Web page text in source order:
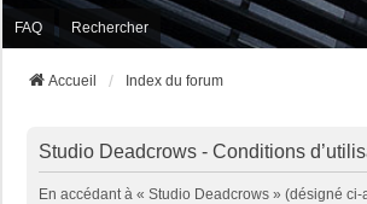
FAQ Rechercher
Accueil Index du forum
Studio Deadcrows - Conditions
En accédant à « Studio Deadcrows » (désigné